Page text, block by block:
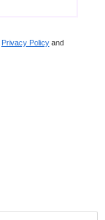
Privacy Policy and